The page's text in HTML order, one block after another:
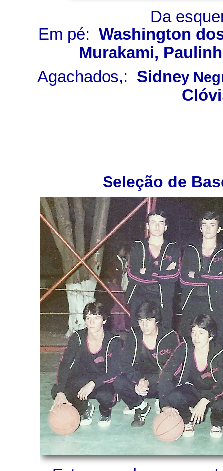
Da
Em pé: Washington
Murakami,
Agachados,: Sidney
Seleção de